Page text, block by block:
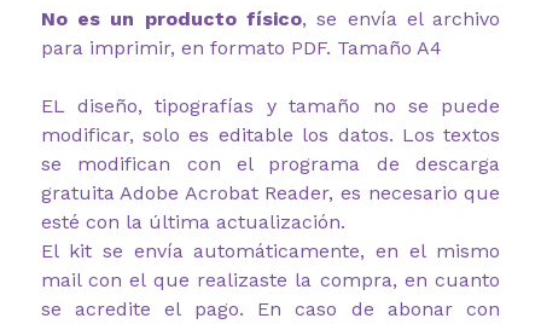
No es un producto físico, se envía el archivo
para imprimir, en formato PDF. Tamaño A4
EL diseño, tipografías y tamaño no se puede
modificar, solo es editable los datos. Los textos
se modifican con el programa de descarga
gratuita Adobe Acrobat Reader, es necesario que
esté con la última actualización.
El kit se envía automáticamente, en el mismo
mail con el que realizaste la compra, en cuanto
se acredite el pago. En caso de abonar con